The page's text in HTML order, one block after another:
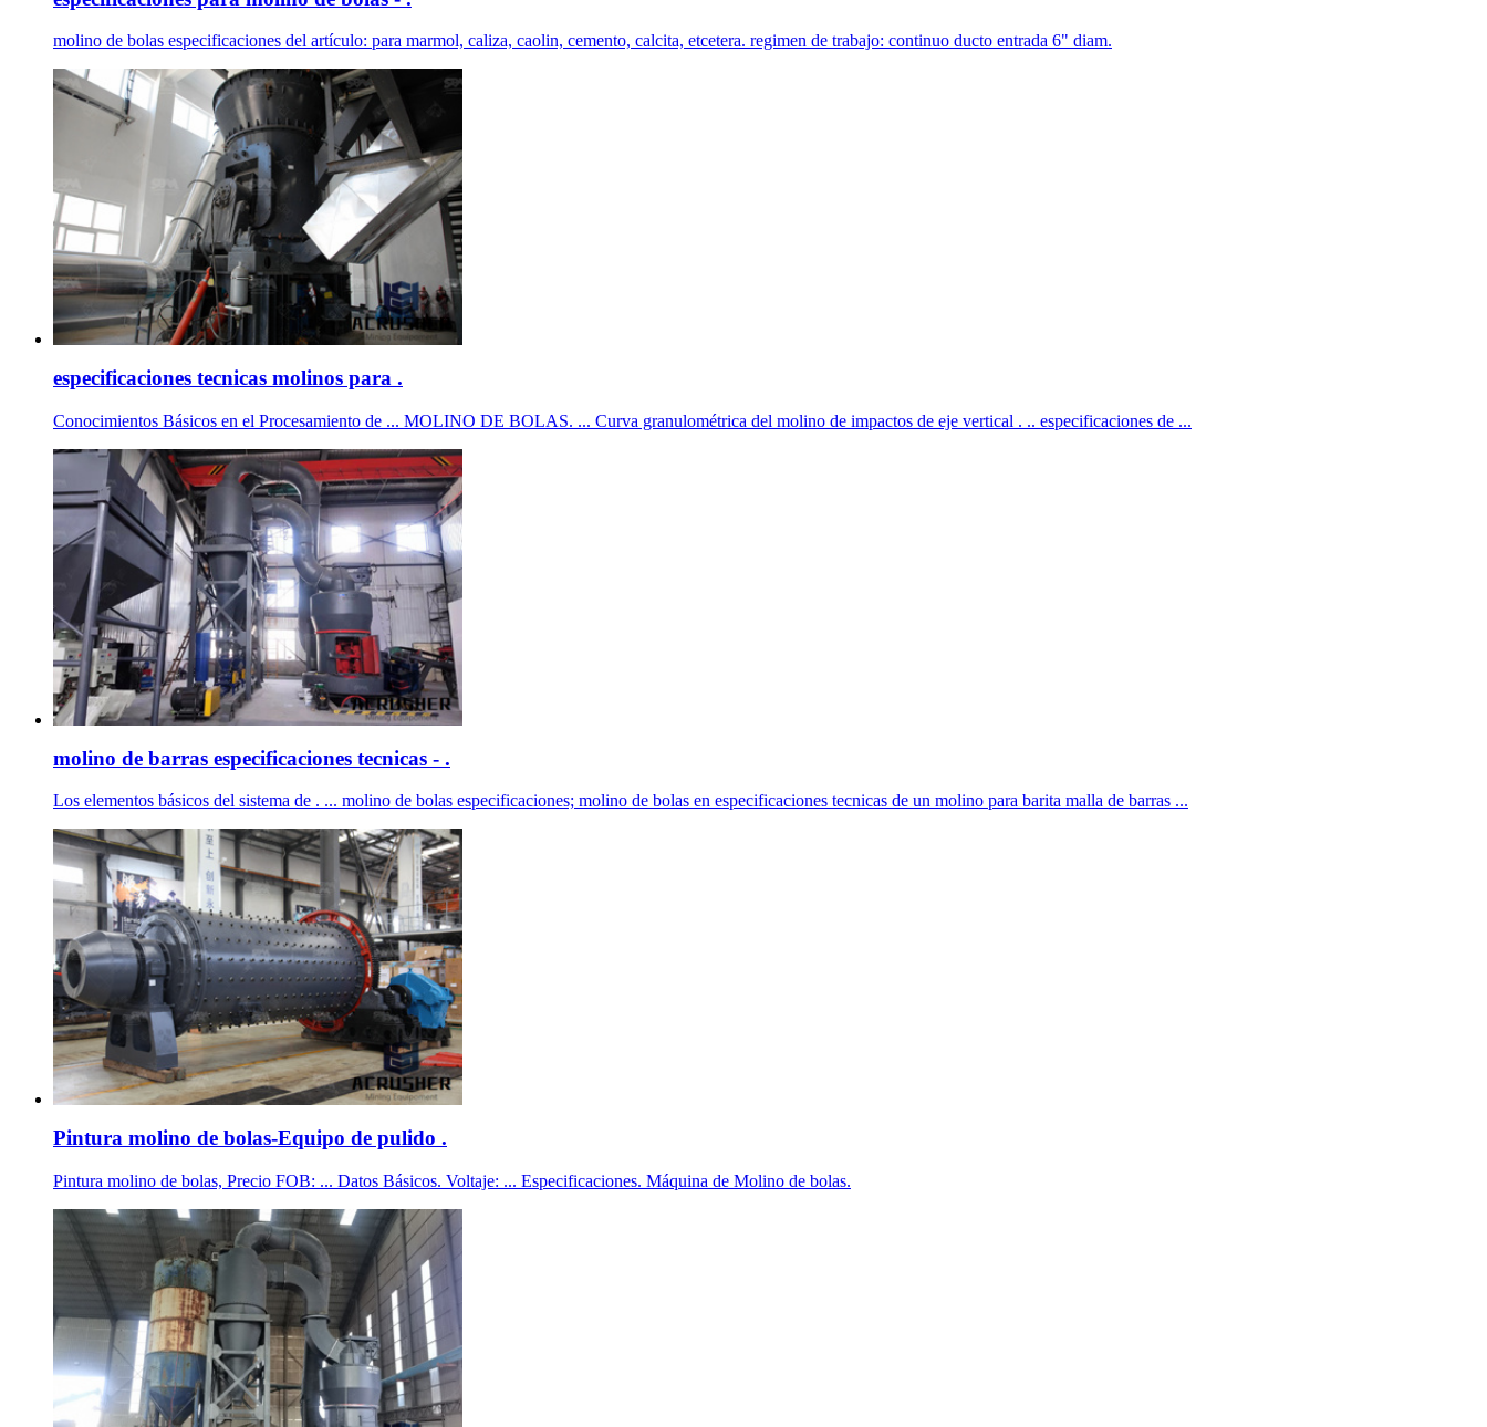
molino de bolas especificaciones del artículo: para marmol, caliza, caolin, cemento, calcita, etcetera. regimen de trabajo: continuo ducto entrada 6" diam.
especificaciones tecnicas molinos para .
Conocimientos Básicos en el Procesamiento de ... MOLINO DE BOLAS. ... Curva granulométrica del molino de impactos de eje vertical . .. especificaciones de ...
molino de barras especificaciones tecnicas - .
Los elementos básicos del sistema de . ... molino de bolas especificaciones; molino de bolas en especificaciones tecnicas de un molino para barita malla de barras ...
Pintura molino de bolas-Equipo de pulido .
Pintura molino de bolas, Precio FOB: ... Datos Básicos. Voltaje: ... Especificaciones. Máquina de Molino de bolas.